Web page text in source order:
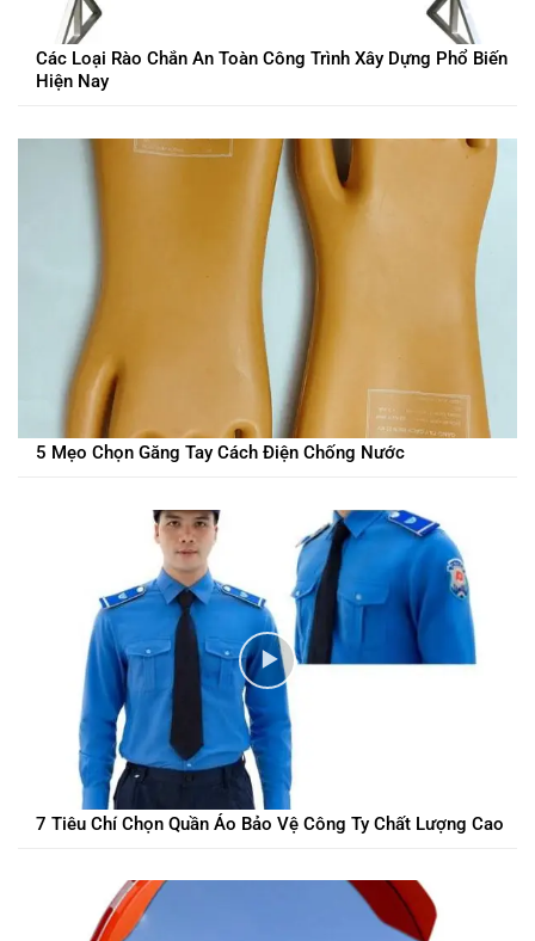
Các Loại Rào Chắn An Toàn Công Trình Xây Dựng Phổ Biến
Hiện Nay
5 Mẹo Chọn Găng Tay Cách Điện Chống Nước
7 Tiêu Chí Chọn Quần Áo Bảo Vệ Công Ty Chất Lượng Cao